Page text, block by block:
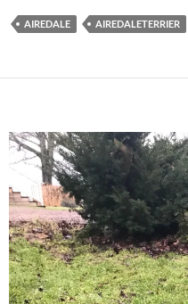
AIREDALE AIREDALETERRIER